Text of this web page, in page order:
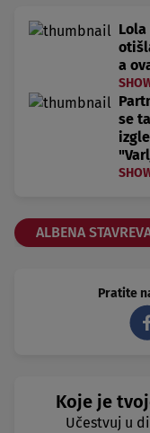
a
se
ALBENA
Pratite
Koje je
Učestvuj u